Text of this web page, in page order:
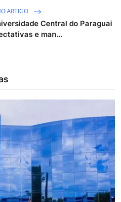
ARTIGO
Central do Paraguai
e man...